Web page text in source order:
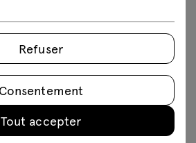
MA3 DESIGN, Paris
le site .mdd – c'est un
conception avec accès aux
configurateur de produits.
et le service est très
ont un design moderne et
Refuser
Consentement
Tout accepter